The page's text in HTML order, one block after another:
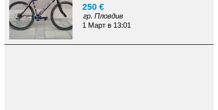
250 €
гр. Пловдив
1 Март в 13:01